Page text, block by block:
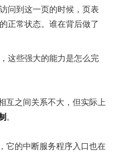
问到这一页的时候，页表
正常状态。谁在背后做了
这些强大的能力是怎么完
互之间关系不大，但实际上
。
它的中断服务程序入口也在